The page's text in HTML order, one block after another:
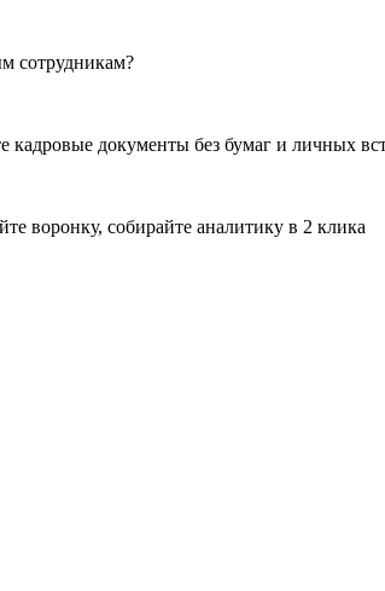
сотрудникам?
кадровые документы без бумаг и личных
воронку, собирайте аналитику в 2 клика